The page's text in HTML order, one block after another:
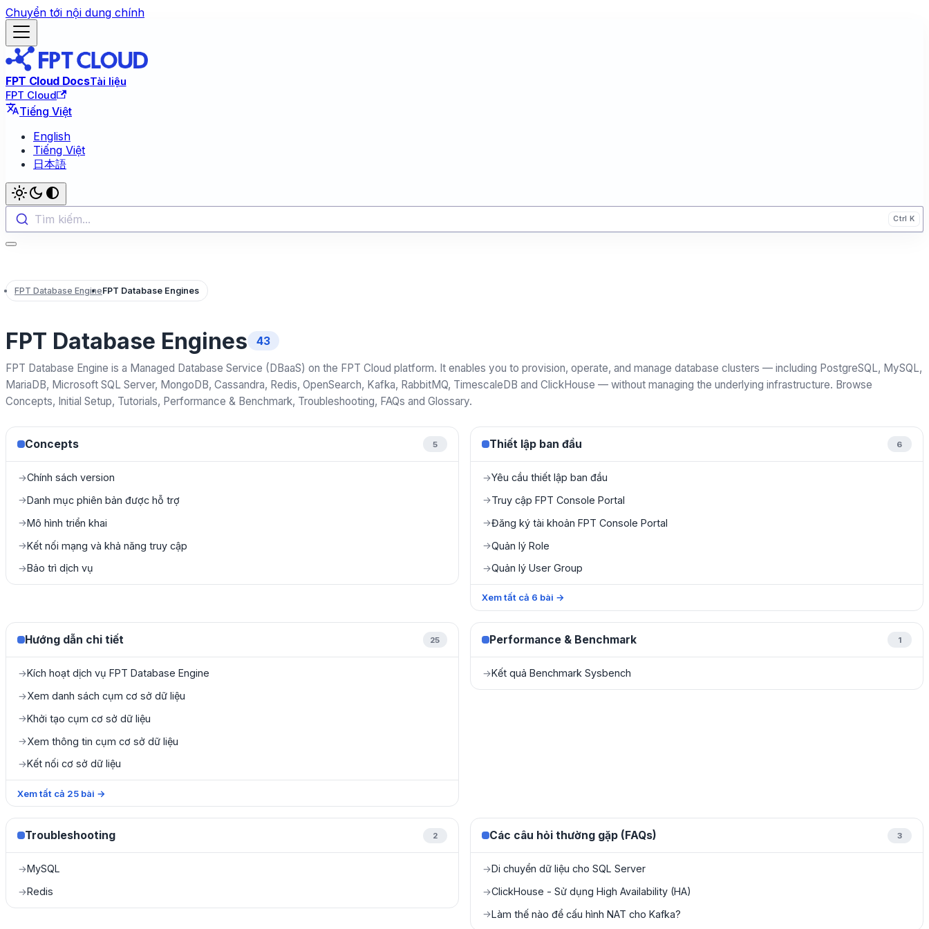
Chuyển tới nội dung chính
FPT Cloud DocsTài liệu
FPT Cloud
Tiếng Việt
English
Tiếng Việt
日本語
Tìm kiếm...
FPT Database EngineFPT Database Engines
FPT Database Engines 43
FPT Database Engine is a Managed Database Service (DBaaS) on the FPT Cloud platform. It enables you to provision, operate, and manage database clusters — including PostgreSQL, MySQL,
MariaDB, Microsoft SQL Server, MongoDB, Cassandra, Redis, OpenSearch, Kafka, RabbitMQ, TimescaleDB and ClickHouse — without managing the underlying infrastructure. Browse
Concepts, Initial Setup, Tutorials, Performance & Benchmark, Troubleshooting, FAQs and Glossary.
Concepts 5
→Chính sách version
→Danh mục phiên bản được hỗ trợ
→Mô hình triển khai
→Kết nối mạng và khả năng truy cập
→Bảo trì dịch vụ
Thiết lập ban đầu 6
→Yêu cầu thiết lập ban đầu
→Truy cập FPT Console Portal
→Đăng ký tài khoản FPT Console Portal
→Quản lý Role
→Quản lý User Group
Xem tất cả 6 bài →
Hướng dẫn chi tiết 25
→Kích hoạt dịch vụ FPT Database Engine
→Xem danh sách cụm cơ sở dữ liệu
→Khởi tạo cụm cơ sở dữ liệu
→Xem thông tin cụm cơ sở dữ liệu
→Kết nối cơ sở dữ liệu
Xem tất cả 25 bài →
Performance & Benchmark 1
→Kết quả Benchmark Sysbench
Troubleshooting 2
→MySQL
→Redis
Các câu hỏi thường gặp (FAQs) 3
→Di chuyển dữ liệu cho SQL Server
→ClickHouse - Sử dụng High Availability (HA)
→Làm thế nào để cấu hình NAT cho Kafka?